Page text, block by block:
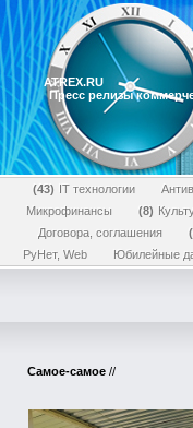
ATREX.RU
Пресс релизы
43 IT технологии
Микрофинансы
8
Договора, соглашения
РуНет, Web
Юбилейные
Самое-самое //